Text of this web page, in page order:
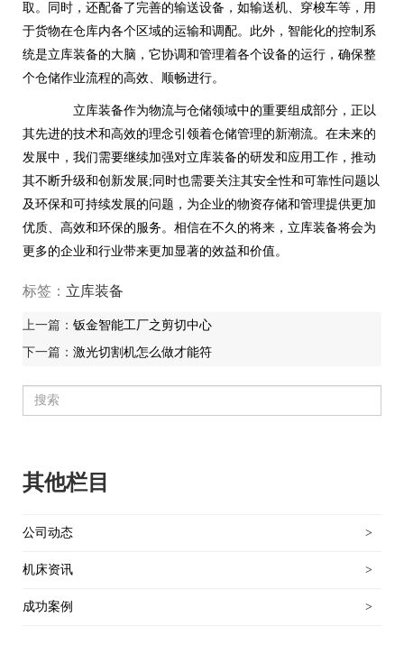
取。同时，还配备了完善的输送设备，如输送机、穿梭车等，用
于货物在仓库内各个区域的运输和调配。此外，智能化的控制系
统是立库装备的大脑，它协调和管理着各个设备的运行，确保整
个仓储作业流程的高效、顺畅进行。
立库装备作为物流与仓储领域中的重要组成部分，正以
其先进的技术和高效的理念引领着仓储管理的新潮流。在未来的
发展中，我们需要继续加强对立库装备的研发和应用工作，推动
其不断升级和创新发展;同时也需要关注其安全性和可靠性问题以
及环保和可持续发展的问题，为企业的物资存储和管理提供更加
优质、高效和环保的服务。相信在不久的将来，立库装备将会为
更多的企业和行业带来更加显著的效益和价值。
标签： 立库装备
上一篇： 钣金智能工厂之剪切中心
下一篇： 激光切割机怎么做才能符
其他栏目
公司动态 >
机床资讯 >
成功案例 >